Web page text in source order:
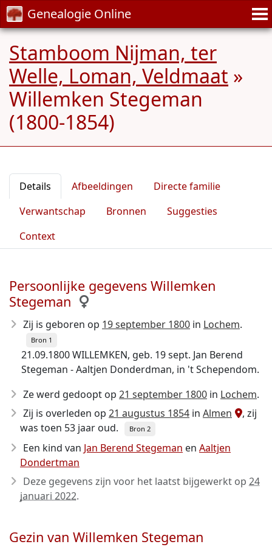
Genealogie Online
Stamboom Nijman, ter
Welle, Loman, Veldmaat »
Willemken Stegeman
(1800-1854)
Details Afbeeldingen
Directe familie
Verwantschap
Bronnen
Suggesties
Context
Persoonlijke gegevens Willemken
Stegeman
Zij is geboren op 19 september 1800 in Lochem.
Bron 1
21.09.1800 WILLEMKEN, geb. 19 sept. Jan Berend
Stegeman - Aaltjen Donderdman, in 't Schependom.
Ze werd gedoopt op 21 september 1800 in Lochem.
Zij is overleden op 21 augustus 1854 in Almen
, zij
was toen 53 jaar oud.
Bron 2
Een kind van Jan Berend Stegeman en Aaltjen
Dondertman
Deze gegevens zijn voor het laatst bijgewerkt op 24
januari 2022.
Gezin van Willemken Stegeman